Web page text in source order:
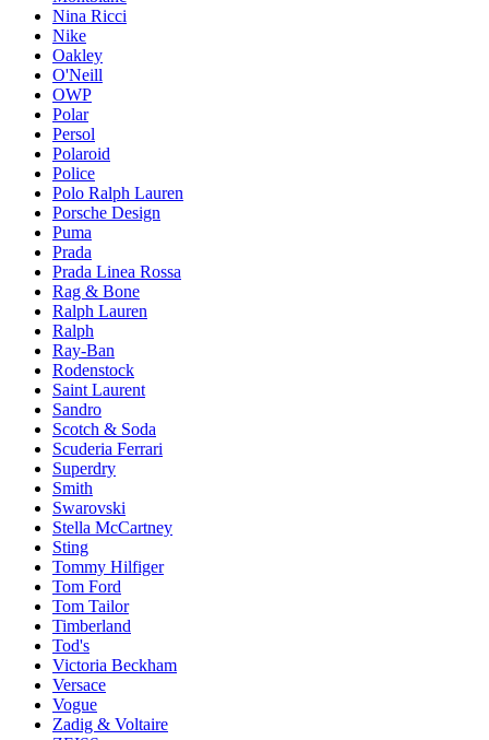
Nina Ricci
Nike
Oakley
O'Neill
OWP
Polar
Persol
Polaroid
Police
Polo Ralph Lauren
Porsche Design
Puma
Prada
Prada Linea Rossa
Rag & Bone
Ralph Lauren
Ralph
Ray-Ban
Rodenstock
Saint Laurent
Sandro
Scotch & Soda
Scuderia Ferrari
Superdry
Smith
Swarovski
Stella McCartney
Sting
Tommy Hilfiger
Tom Ford
Tom Tailor
Timberland
Tod's
Victoria Beckham
Versace
Vogue
Zadig & Voltaire